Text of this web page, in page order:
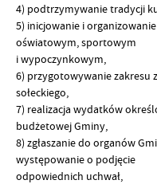
4) podtrzymywanie tradycji
5) inicjowanie i
oświatowym, sportowym
i wypoczynkowym,
6) przygotowywanie zakresu
sołeckiego,
7) realizacja wydatków
budżetowej Gminy,
8) zgłaszanie do organów
występowanie o podjęcie
odpowiednich uchwał,